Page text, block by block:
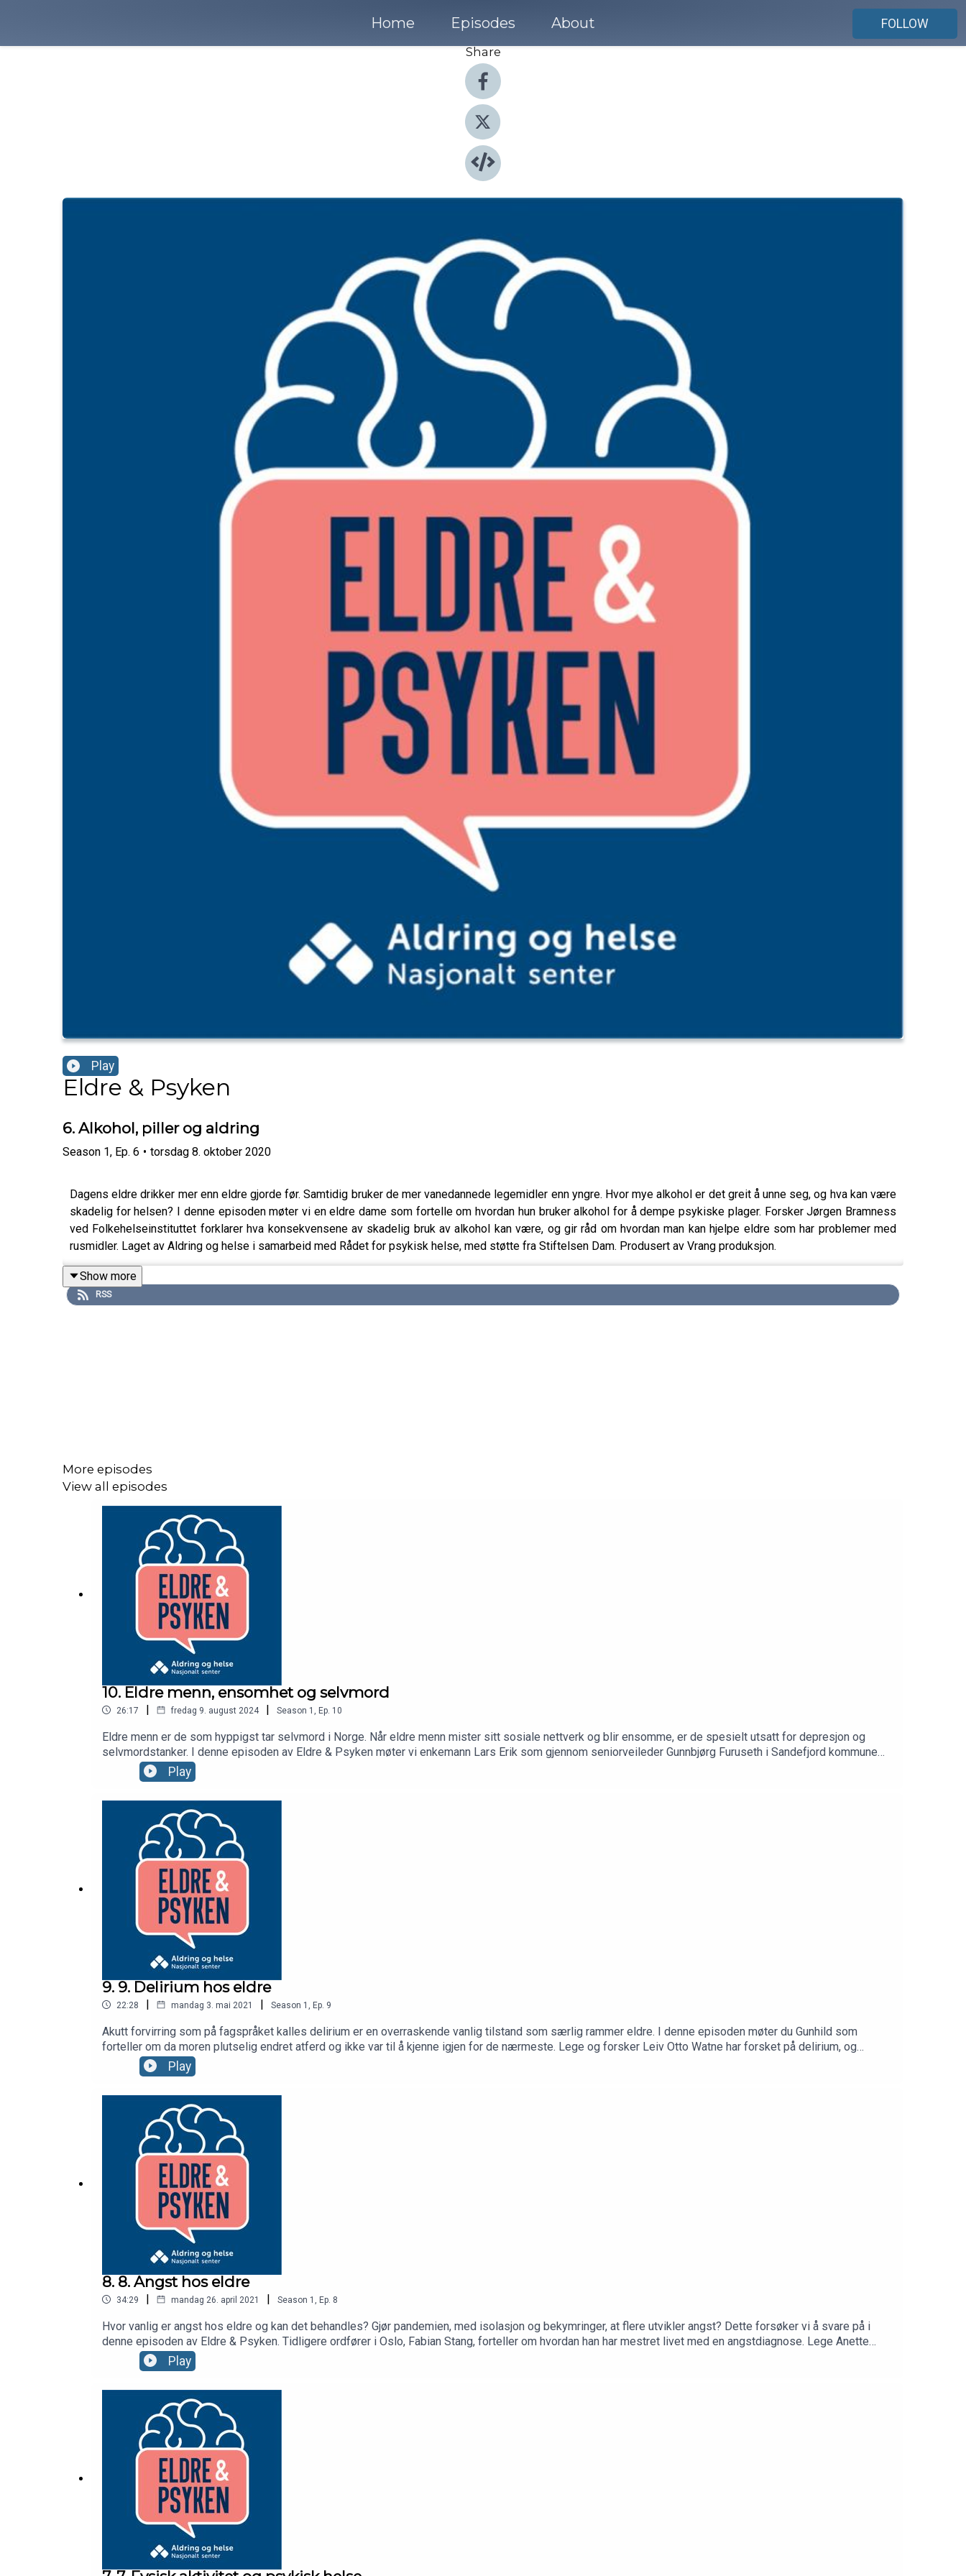
Home Episodes About
FOLLOW
Share
Play
Eldre & Psyken
6. Alkohol, piller og aldring
Season 1, Ep. 6 • torsdag 8. oktober 2020
Dagens eldre drikker mer enn eldre gjorde før. Samtidig bruker de mer vanedannede legemidler enn yngre. Hvor mye alkohol er det greit å unne seg, og hva kan være
skadelig for helsen? I denne episoden møter vi en eldre dame som fortelle om hvordan hun bruker alkohol for å dempe psykiske plager. Forsker Jørgen Bramness
ved Folkehelseinstituttet forklarer hva konsekvensene av skadelig bruk av alkohol kan være, og gir råd om hvordan man kan hjelpe eldre som har problemer med
rusmidler. Laget av Aldring og helse i samarbeid med Rådet for psykisk helse, med støtte fra Stiftelsen Dam. Produsert av Vrang produksjon.
Show more
RSS
More episodes
View all episodes
10. Eldre menn, ensomhet og selvmord
26:17 | fredag 9. august 2024 | Season 1 Ep. 10
Eldre menn er de som hyppigst tar selvmord i Norge. Når eldre menn mister sitt sosiale nettverk og blir ensomme, er de spesielt utsatt for depresjon og
selvmordstanker. I denne episoden av Eldre & Psyken møter vi enkemann Lars Erik som gjennom seniorveileder Gunnbjørg Furuseth i Sandefjord kommune
fikk et nytt sosialt nettverk etter at kona døde. Furuseth forteller videre hvordan de jobber med å forebygge ensomhet hos eldre blant annet gjennom tilbudet
Kaffe og prat. Vi vil også høre fagekspertene Lars Mehlum og Anna Helle-Valle snakke om selvmord hos eldre og hvordan dette kan forebygges.Laget av
Play
9. 9. Delirium hos eldre
22:28 | mandag 3. mai 2021 | Season 1 Ep. 9
Akutt forvirring som på fagspråket kalles delirium er en overraskende vanlig tilstand som særlig rammer eldre. I denne episoden møter du Gunhild som
forteller om da moren plutselig endret atferd og ikke var til å kjenne igjen for de nærmeste. Lege og forsker Leiv Otto Watne har forsket på delirium, og
forklarer hva det kan skyldes og hvorfor man må finne den utløsende årsaken. Det har blant annet vist seg at akutt forvirring kan skyldes infeksjon med
koronaviruset. Professor i geriatri, Torgeir Bruun Wyller, forteller om forskjellen på demens, delirium og at man kan ha begge deler. Laget av Aldring og helse i
Play
8. 8. Angst hos eldre
34:29 | mandag 26. april 2021 | Season 1 Ep. 8
Hvor vanlig er angst hos eldre og kan det behandles? Gjør pandemien, med isolasjon og bekymringer, at flere utvikler angst? Dette forsøker vi å svare på i
denne episoden av Eldre & Psyken. Tidligere ordfører i Oslo, Fabian Stang, forteller om hvordan han har mestret livet med en angstdiagnose. Lege Anette
Bendixen har tatt en doktorgrad om angst hos eldre, og forklarer hvorfor det kan være vanskelig å skille de fysiske symptomene ved angst fra fysiske
sykdommer. Psykologspesialist Martin Bystad deler sine råd om hvordan man kan mestre angsten. Laget av Aldring og helse i samarbeid med Rådet for
Play